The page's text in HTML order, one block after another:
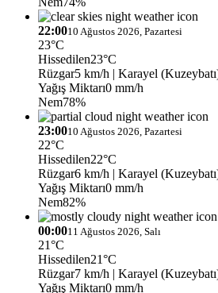
22:0010 Ağustos 2026, Pazartesi
23°C
Hissedilen23°C
Rüzgar5 km/h | Karayel
Yağış Miktarı0 mm/h
Nem78%
23:0010 Ağustos 2026, Pazartesi
22°C
Hissedilen22°C
Rüzgar6 km/h | Karayel
Yağış Miktarı0 mm/h
Nem82%
00:0011 Ağustos 2026, Salı
21°C
Hissedilen21°C
Rüzgar7 km/h | Karayel
Yağış Miktarı0 mm/h